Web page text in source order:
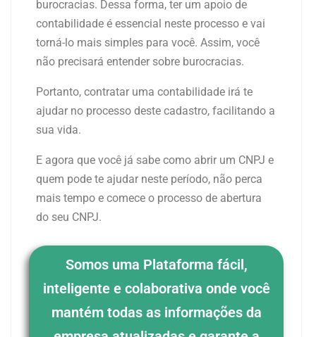
burocracias. Dessa forma, ter um apoio de
contabilidade é essencial neste processo e vai
torná-lo mais simples para você. Assim, você
não precisará entender sobre burocracias.
Portanto, contratar uma contabilidade irá te
ajudar no processo deste cadastro, facilitando a
sua vida.
E agora que você já sabe como abrir um CNPJ e
quem pode te ajudar neste período, não perca
mais tempo e comece o processo de abertura
do seu CNPJ.
Somos uma Plataforma fácil,
inteligente e colaborativa onde você
mantém todas as informações da